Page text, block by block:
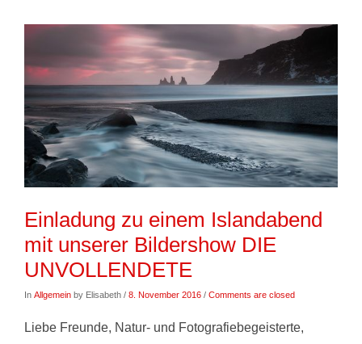
Einladung zu einem Islandabend
mit unserer Bildershow DIE
UNVOLLENDETE
In Allgemein by Elisabeth / 8. November 2016 / Comments are closed
Liebe Freunde, Natur- und Fotografiebegeisterte,